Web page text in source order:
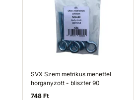
SVX Szem metrikus menettel
horganyzott - bliszter 90
748 Ft